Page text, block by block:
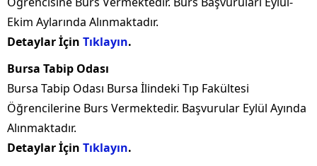
Ekim Aylarında Alınmaktadır.
Detaylar İçin Tıklayın.
Bursa Tabip Odası
Bursa Tabip Odası Bursa İlindeki Tıp Fakültesi
Öğrencilerine Burs Vermektedir. Başvurular Eylül Ayında
Alınmaktadır.
Detaylar İçin Tıklayın.